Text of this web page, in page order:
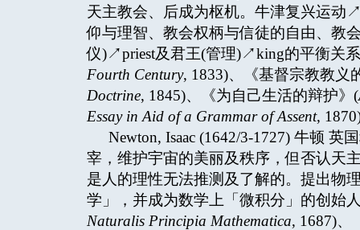
天主教会、后成为枢机。牛津复兴运动
仰与理智、教会权柄与信徒的自由、教
仪)↗priest及君王(管理)↗king的平衡关
Fourth Century, 1833)、《基督宗教教义
Doctrine, 1845)、《为自己生活的辩护》(
Essay in Aid of a Grammar of Assent,
Newton, Isaac (1642/3-1727) 牛顿
宰，维护宇宙的美丽及秩序，但否认天
是人的理性无法推测及了解的。提出物
学」，并成为数学上「微积分」的创始
Naturalis Principia Mathematica, 1687)、